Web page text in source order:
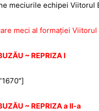
meciurile echipei Viitorul
meci al formaţiei Viitorul
~ REPRIZA I
~ REPRIZA a II-a